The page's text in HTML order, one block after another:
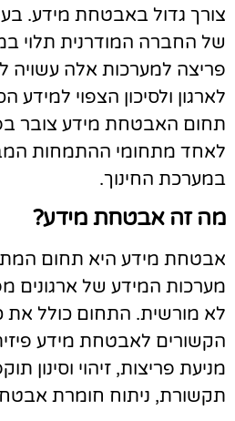
גדול באבטחת מידע.
החברה המודרנית תלוי
למערכות אלה עשויה
ולסיכון הצפוי למידע
האבטחת מידע צובר
מתחומי ההתמחות
החינוך.
זה אבטחת מידע?
מידע היא תחום
המידע של ארגונים
מורשית. התחום כולל את
לאבטחת מידע פיזית
פריצות, זיהוי וסינון
ניתוח חומרת אבטחה,